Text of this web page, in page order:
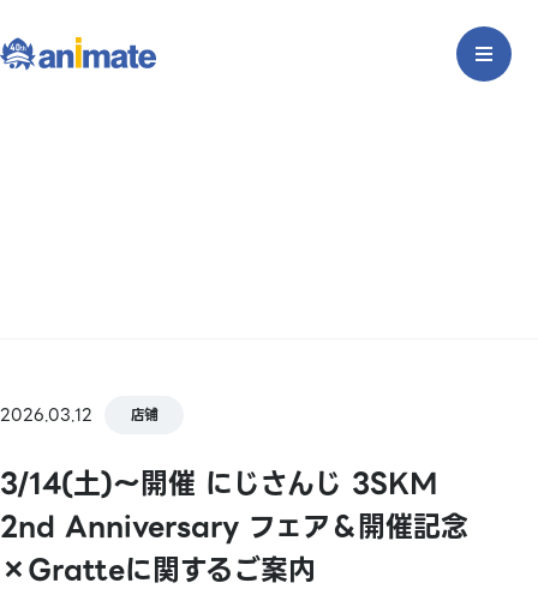
2026.03.12 店铺
3/14(土)～開催 にじさんじ 3SKM
2nd Anniversary フェア＆開催記念
×Gratteに関するご案内